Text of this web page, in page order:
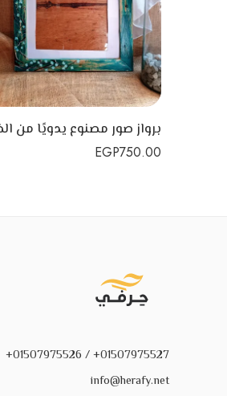
EGP750.00
01507975527+ / 01507975526+
info@herafy.net